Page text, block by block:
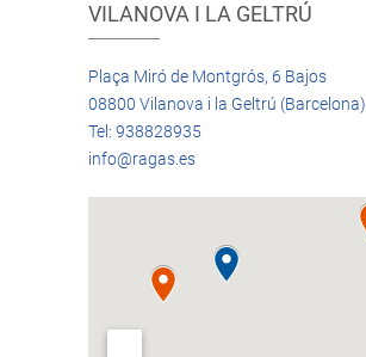
VILANOVA I LA GELTRÚ
Plaça Miró de Montgrós, 6 Bajos
08800 Vilanova i la Geltrú (Barcelona)
Tel: 938828935
info@ragas.es